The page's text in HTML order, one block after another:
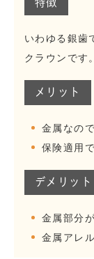
いわゆる銀歯
クラウンです。
メリット
金属なの
保険適用
デメリット
金属部分
金属アレ